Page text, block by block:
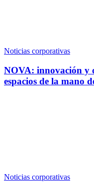
Noticias corporativas
NOVA: innovación y
espacios de la mano
Noticias corporativas